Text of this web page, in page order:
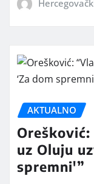
AKTUALNO
uz Oluju
spremni'”